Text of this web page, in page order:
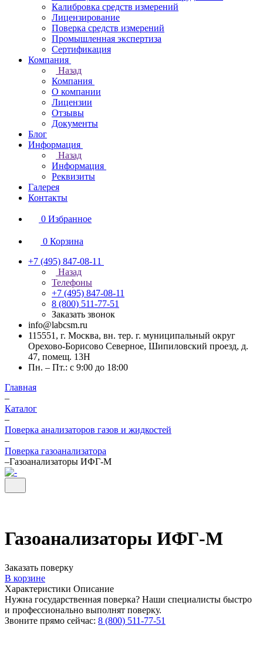
Калибровка средств измерений
Лицензирование
Поверка средств измерений
Промышленная экспертиза
Сертификация
Компания
Назад
Компания
О компании
Лицензии
Отзывы
Документы
Блог
Информация
Назад
Информация
Реквизиты
Галерея
Контакты
0 Избранное
0 Корзина
+7 (495) 847-08-11
Назад
Телефоны
+7 (495) 847-08-11
8 (800) 511-77-51
Заказать звонок
info@labcsm.ru
115551, г. Москва, вн. тер. г. муниципальный округ
Орехово-Борисово Северное, Шипиловский проезд, д.
47, помещ. 13Н
Пн. – Пт.: с 9:00 до 18:00
Главная
–
Каталог
–
Поверка анализаторов газов и жидкостей
–
Поверка газоанализатора
–Газоанализаторы ИФГ-М
Газоанализаторы ИФГ-М
Заказать поверку
В корзине
Характеристики Описание
Нужна государственная поверка? Наши специалисты быстро
и профессионально выполнят поверку.
Звоните прямо сейчас: 8 (800) 511-77-51